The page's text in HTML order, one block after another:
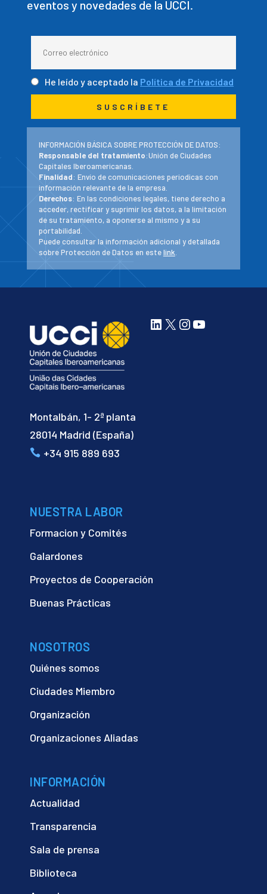
eventos y novedades de la UCCI.
He leído y aceptado la Política de Privacidad
INFORMACIÓN BÁSICA SOBRE PROTECCIÓN DE DATOS:
Responsable del tratamiento:Unión de Ciudades
Capitales Iberoamericanas.
Finalidad: Envío de comunicaciones periodicas con
información relevante de la empresa.
Derechos: En las condiciones legales, tiene derecho a
acceder, rectificar y suprimir los datos, a la limitación
de su tratamiento, a oponerse al mismo y a su
portabilidad.
Puede consultar la información adicional y detallada
sobre Protección de Datos en estelink
Montalbán, 1- 2ª planta
28014 Madrid (España)
+34 915 889 693
LinkedIn
X Instagram
YouTube
NUESTRA LABOR
Formacion y Comités
Galardones
Proyectos de Cooperación
Buenas Prácticas
NOSOTROS
Quiénes somos
Ciudades Miembro
Organización
Organizaciones Aliadas
INFORMACIÓN
Actualidad
Transparencia
Sala de prensa
Biblioteca